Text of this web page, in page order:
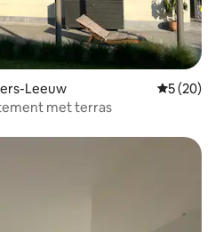
Leeuw
5 (20)
met terras